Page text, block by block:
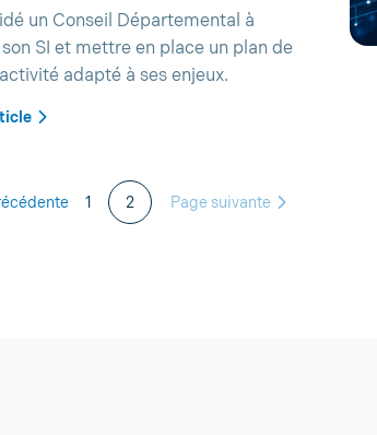
un Conseil Départemental à
SI et mettre en place un plan de
adapté à ses enjeux.
1 2 Page suivante